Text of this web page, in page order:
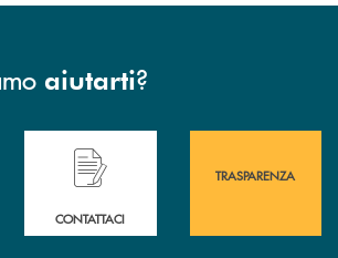
aiutarti?
delle&nbsp; filiali&nbsp; di Banca
Hai bisogno di assistenza immediata?
CONTATTACI
TRASPARENZA